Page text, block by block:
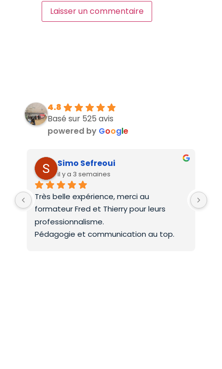
4.8
Basé sur 525 avis
powered by Google
Simo Sefreoui
il y a 3 semaines
Très belle expérience, merci au
formateur Fred et Thierry pour leurs
professionnalisme.
Pédagogie et communication au top.